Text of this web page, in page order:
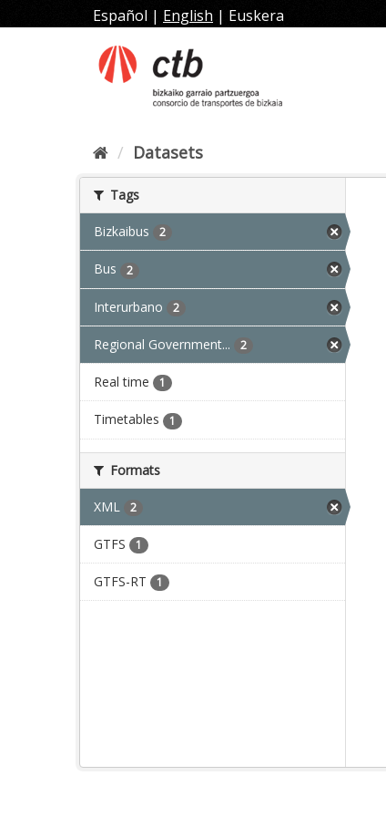
to
Español | English | Euskera
Datasets
Tags
Bizkaibus 2
Bus 2
Interurbano 2
Regional Government... 2
Real time 1
Timetables 1
Formats
XML 2
GTFS 1
GTFS-RT 1